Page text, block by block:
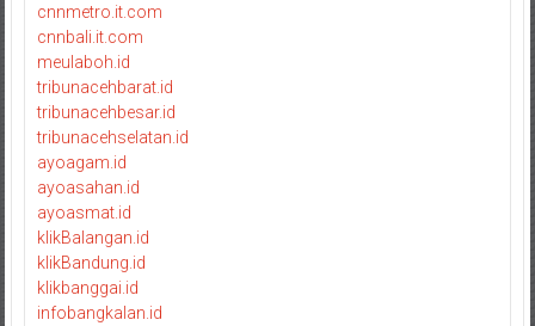
cnnmetro.it.com
cnnbali.it.com
meulaboh.id
tribunacehbarat.id
tribunacehbesar.id
tribunacehselatan.id
ayoagam.id
ayoasahan.id
ayoasmat.id
klikBalangan.id
klikBandung.id
klikbanggai.id
infobangkalan.id